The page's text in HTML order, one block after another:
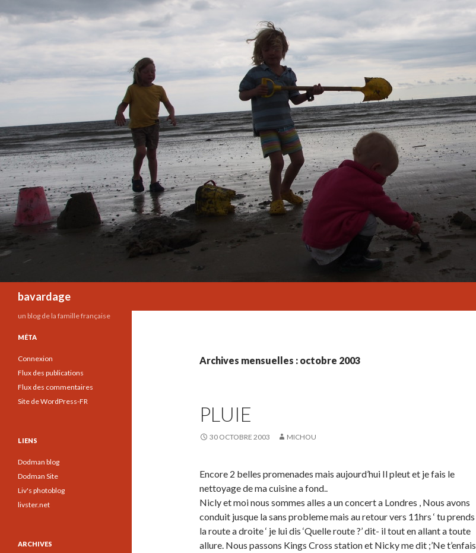
bavardage
Archives mensuelles : octobre 2003
PLUIE
30 OCTOBRE 2003 MICHOU
Encore 2 belles promenades mais aujourd’hui Il pleut et je fais le
nettoyage de ma cuisine a fond..
Nicly et moi nous sommes alles a un concert a Londres , Nous avons
conduit jusque la sans probleme mais au retour vers 11hrs ‘ tu prends
la route a droite ‘ je lui dis ‘Quelle route ?’ dit- il tout en allant a toute
allure. Nous passons Kings Cross station et Nicky me dit ;’Ne t’enfais
un blog de la famille française
MÉTA
Connexion
Flux des publications
Flux des commentaires
Site de WordPress-FR
LIENS
Dodman blog
Dodman Site
Liv's photoblog
livster.net
ARCHIVES